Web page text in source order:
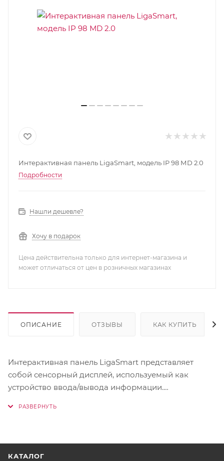
Интерактивная панель LigaSmart, модель IP 98 МD 2.0
Подробности
Нашли дешевле?
Хочу в подарок
Цена действительна только для интернет-магазина и
может отличаться от цен в розничных магазинах
ОПИСАНИЕ ОТЗЫВЫ КАК КУПИТЬ
Интерактивная панель LigaSmart представляет
собой сенсорный дисплей, используемый как
устройство ввода/вывода информации.
КАТАЛОГ